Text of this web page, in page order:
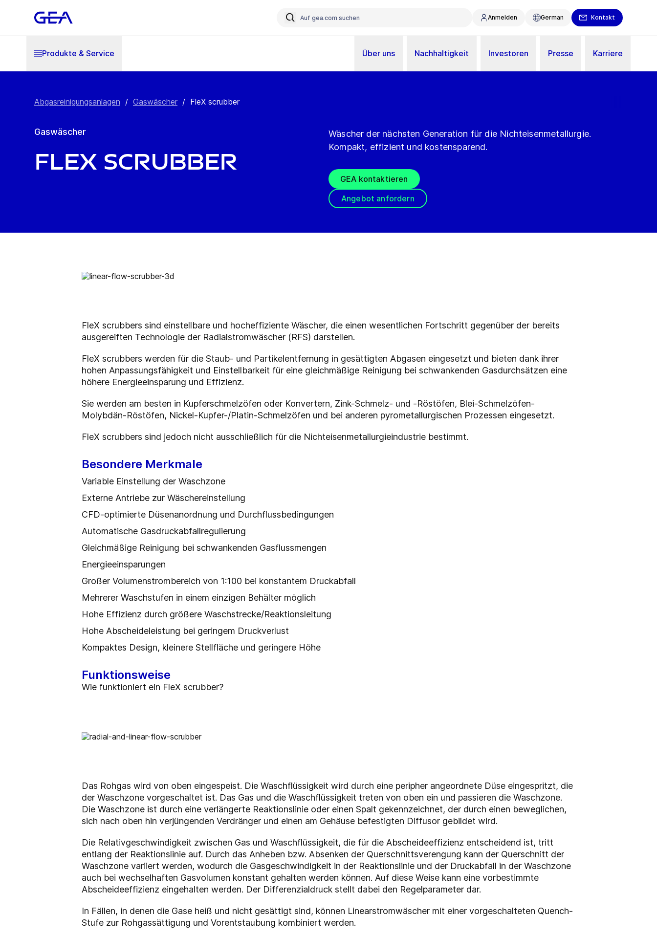
Anmelden German Kontakt
Produkte & Service Über uns Nachhaltigkeit Investoren Presse Karriere
Abgasreinigungsanlagen / Gaswäscher / FleX scrubber
Gaswäscher
FleX scrubber
Wäscher der nächsten Generation für die Nichteisenmetallurgie.
Kompakt, effizient und kostensparend.
GEA kontaktieren
Angebot anfordern
FleX scrubbers sind einstellbare und hocheffiziente Wäscher, die einen wesentlichen Fortschritt gegenüber der bereits
ausgereiften Technologie der Radialstromwäscher (RFS) darstellen.
FleX scrubbers werden für die Staub- und Partikelentfernung in gesättigten Abgasen eingesetzt und bieten dank ihrer
hohen Anpassungsfähigkeit und Einstellbarkeit für eine gleichmäßige Reinigung bei schwankenden Gasdurchsätzen eine
höhere Energieeinsparung und Effizienz.
Sie werden am besten in Kupferschmelzöfen oder Konvertern, Zink-Schmelz- und -Röstöfen, Blei-Schmelzöfen-
Molybdän-Röstöfen, Nickel-Kupfer-/Platin-Schmelzöfen und bei anderen pyrometallurgischen Prozessen eingesetzt.
FleX scrubbers sind jedoch nicht ausschließlich für die Nichteisenmetallurgieindustrie bestimmt.
Besondere Merkmale
Variable Einstellung der Waschzone
Externe Antriebe zur Wäschereinstellung
CFD-optimierte Düsenanordnung und Durchflussbedingungen
Automatische Gasdruckabfallregulierung
Gleichmäßige Reinigung bei schwankenden Gasflussmengen
Energieeinsparungen
Großer Volumenstrombereich von 1:100 bei konstantem Druckabfall
Mehrerer Waschstufen in einem einzigen Behälter möglich
Hohe Effizienz durch größere Waschstrecke/Reaktionsleitung
Hohe Abscheideleistung bei geringem Druckverlust
Kompaktes Design, kleinere Stellfläche und geringere Höhe
Funktionsweise
Wie funktioniert ein FleX scrubber?
Das Rohgas wird von oben eingespeist. Die Waschflüssigkeit wird durch eine peripher angeordnete Düse eingespritzt, die
der Waschzone vorgeschaltet ist. Das Gas und die Waschflüssigkeit treten von oben ein und passieren die Waschzone.
Die Waschzone ist durch eine verlängerte Reaktionslinie oder einen Spalt gekennzeichnet, der durch einen beweglichen,
sich nach oben hin verjüngenden Verdränger und einen am Gehäuse befestigten Diffusor gebildet wird.
Die Relativgeschwindigkeit zwischen Gas und Waschflüssigkeit, die für die Abscheideeffizienz entscheidend ist, tritt
entlang der Reaktionslinie auf. Durch das Anheben bzw. Absenken der Querschnittsverengung kann der Querschnitt der
Waschzone variiert werden, wodurch die Gasgeschwindigkeit in der Reaktionslinie und der Druckabfall in der Waschzone
auch bei wechselhaften Gasvolumen konstant gehalten werden können. Auf diese Weise kann eine vorbestimmte
Abscheideeffizienz eingehalten werden. Der Differenzialdruck stellt dabei den Regelparameter dar.
In Fällen, in denen die Gase heiß und nicht gesättigt sind, können Linearstromwäscher mit einer vorgeschalteten Quench-
Stufe zur Rohgassättigung und Vorentstaubung kombiniert werden.